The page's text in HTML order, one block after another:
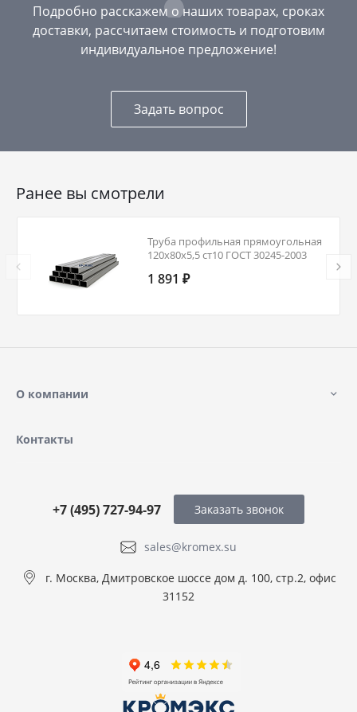
Подробно расскажем о наших товарах, сроках
доставки, рассчитаем стоимость и подготовим
индивидуальное предложение!
Задать вопрос
Ранее вы смотрели
Труба профильная прямоугольная
120х80х5,5 ст10 ГОСТ 30245-2003
1 891 ₽
О компании
Контакты
sales@kromex.su
+7 (495) 727-94-97
г. Москва, Дмитровское шоссе дом д. 100, стр.2, офис
31152
Заказать звонок